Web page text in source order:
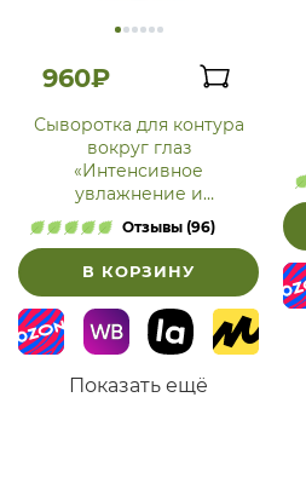
960₽
Сыворотка для контура
вокруг глаз
«Интенсивное
увлажнение и
тонизирование кожи» с
гиалуроновой
кислотой и алоэ-вера
Отзывы (96)
В КОРЗИНУ
Показать ещё